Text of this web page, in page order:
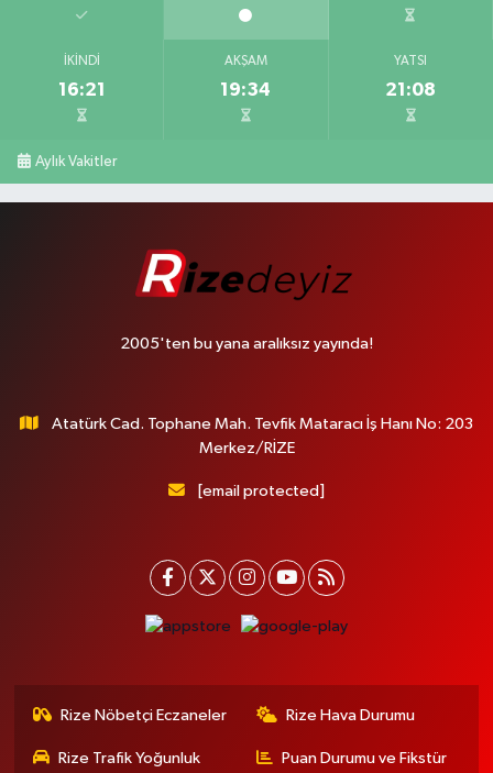
İKINDI
16:21
AKŞAM
19:34
YATSI
21:08
Aylık Vakitler
2005'ten bu yana aralıksız yayında!
Atatürk Cad. Tophane Mah. Tevfik Mataracı İş Hanı No: 203
Merkez/RİZE
[email protected]
Rize Nöbetçi Eczaneler Rize Hava Durumu
Rize Trafik Yoğunluk Puan Durumu ve Fikstür